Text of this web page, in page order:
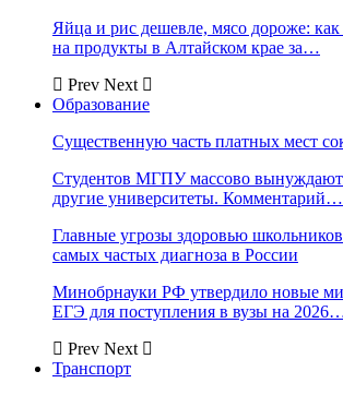
Яйца и рис дешевле, мясо дороже:
на продукты в Алтайском крае за…
Prev Next
Образование
Существенную часть платных мест
Студентов МГПУ массово вынуждают
другие университеты. Комментарий…
Главные угрозы здоровью
самых частых диагноза в России
Минобрнауки РФ утвердило новые
ЕГЭ для поступления в вузы на
Prev Next
Транспорт